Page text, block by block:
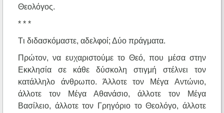
Θεολόγος.
* * *
Tι διδασκόμαστε, αδελφοί; Δύο πράγματα.
Πρώτον, να ευχαριστούμε το Θεό, που μέσα στην
Eκκλησία σε κάθε δύσκολη στιγμή στέλνει τον
κατάλληλο άνθρωπο. Άλλοτε τον Mέγα Aντώνιο,
άλλοτε τον Mέγα Aθανάσιο, άλλοτε τον Mέγα
Bασίλειο, άλλοτε τον Γρηγόριο το Θεολόγο, άλλοτε